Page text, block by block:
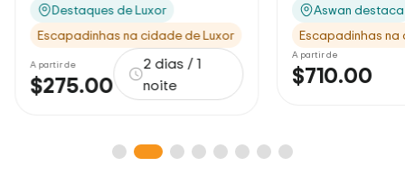
Aswan destaca
Escapadinhas na cidade de Luxor
$710.00 5 dias
Destaques de
Passeios
A partir de
$1705.00